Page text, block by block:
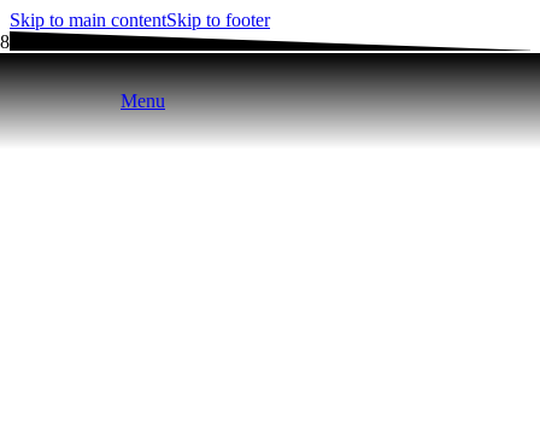
Skip to main contentSkip to footer
Menu